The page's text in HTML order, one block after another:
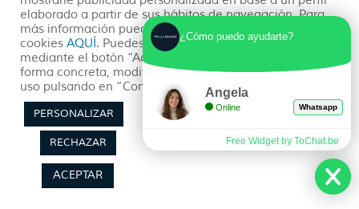
Ofertas
Viajes Organizados
Lunas de Miel
Circuitos en Autocar
Condiciones Generales
Política de Cookies
elaborado a partir de sus hábitos de navegación. Para
más información puedes consultar nuestra política de
cookies AQUÍ. Puedes aceptar todas las cookies
mediante el botón “Aceptar” o puedes aceptarlas de
forma concreta, modificar su selección o rechazar su
uso pulsando en “Configuración de Privacidad”.
PERSONALIZAR
RECHAZAR
ACEPTAR
¿Cómo puedo ayudarte?
Angela
Online Whatsapp
Free Widget by ToChat.be